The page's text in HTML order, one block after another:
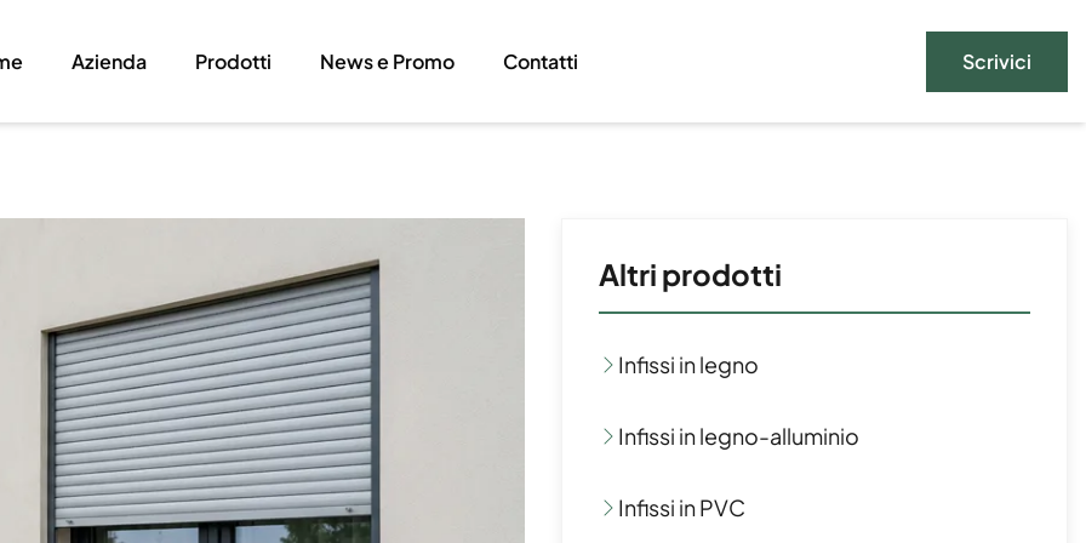
Azienda Prodotti News e Promo Contatti Scrivici
Altri prodotti
Infissi in legno
Infissi in legno-alluminio
Infissi in PVC